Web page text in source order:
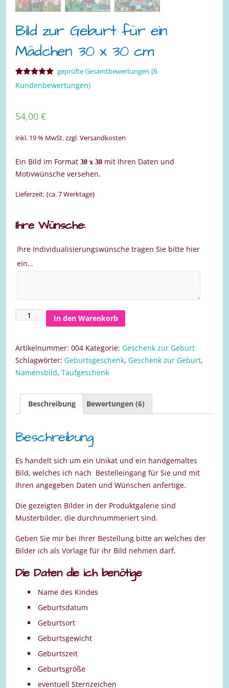
Bild zur Geburt für ein
Mädchen 30 x 30 cm
Bewertet mit
5.00von 5,
6
geprüfte Gesamtbewertungen (6
Kundenbewertungen)
54,00 €
inkl. 19 % MwSt.zzgl. Versandkosten
Ein Bild im Format 30 x 30 mit Ihren Daten und
Motivwünsche versehen.
Lieferzeit: {ca. 7 Werktage}
Ihre Wünsche:
Ihre Individualisierungswünsche tragen Sie bitte hier
ein…
30
30
Menge
In den Warenkorb
Artikelnummer: 004 Kategorie: Geschenk zur Geburt
Schlagwörter: Geburtsgeschenk, Geschenk zur Geburt,
Namensbild, Taufgeschenk
Beschreibung Bewertungen (6)
Beschreibung
Es handelt sich um ein Unikat und ein handgemaltes
Bild, welches ich nach Bestelleingang für Sie und mit
Ihren angegeben Daten und Wünschen anfertige.
Die gezeigten Bilder in der Produktgalerie sind
Musterbilder, die durchnummeriert sind.
Geben Sie mir bei Ihrer Bestellung bitte an welches der
Bilder ich als Vorlage für ihr Bild nehmen darf.
Die Daten die ich benötige
Name des Kindes
Geburtsdatum
Geburtsort
Geburtsgewicht
Geburtszeit
Geburtsgröße
eventuell Sternzeichen